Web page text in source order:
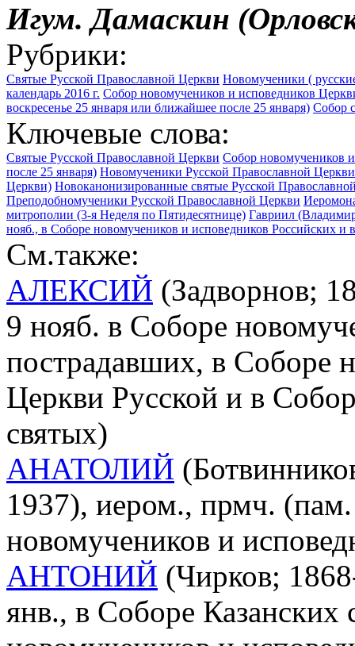
Игум.Дамаскин
Рубрики:
Святые Русской Православной Церкви Новомученики (
календарь 2016 г. Собор новомучеников и исповедников
воскресенье 25 января или ближайшее после 25 января) Собор
Ключевые слова:
Святые Русской Православной Церкви Собор новомучеников
после 25 января) Новомученики Русской Православной
Церкви) Новоканонизированные святые Русской
Преподобномученики Русской Православной Церкви
митрополии (3-я Неделя по Пятидесятнице) Гавриил
нояб., в Соборе новомучеников и исповедников Российских и
См.также:
АЛЕКСИЙ (Задворнов;
9 нояб. в Соборе
пострадавших, в Соборе
Церкви Русской и в
святых)
АНАТОЛИЙ
1937), иером., прмч.
новомучеников и
АНТОНИЙ (Чирков;
янв., в Соборе Казанских